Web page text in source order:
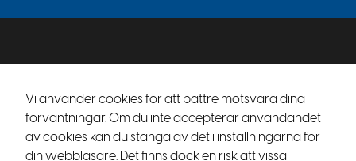
Driftas av Voky AB — voky.com
Gillbergagatan 40 | 58273 Linköping
Vi använder cookies för att bättre motsvara dina
förväntningar. Om du inte accepterar användandet
av cookies kan du stänga av det i inställningarna för
din webbläsare. Det finns dock en risk att vissa